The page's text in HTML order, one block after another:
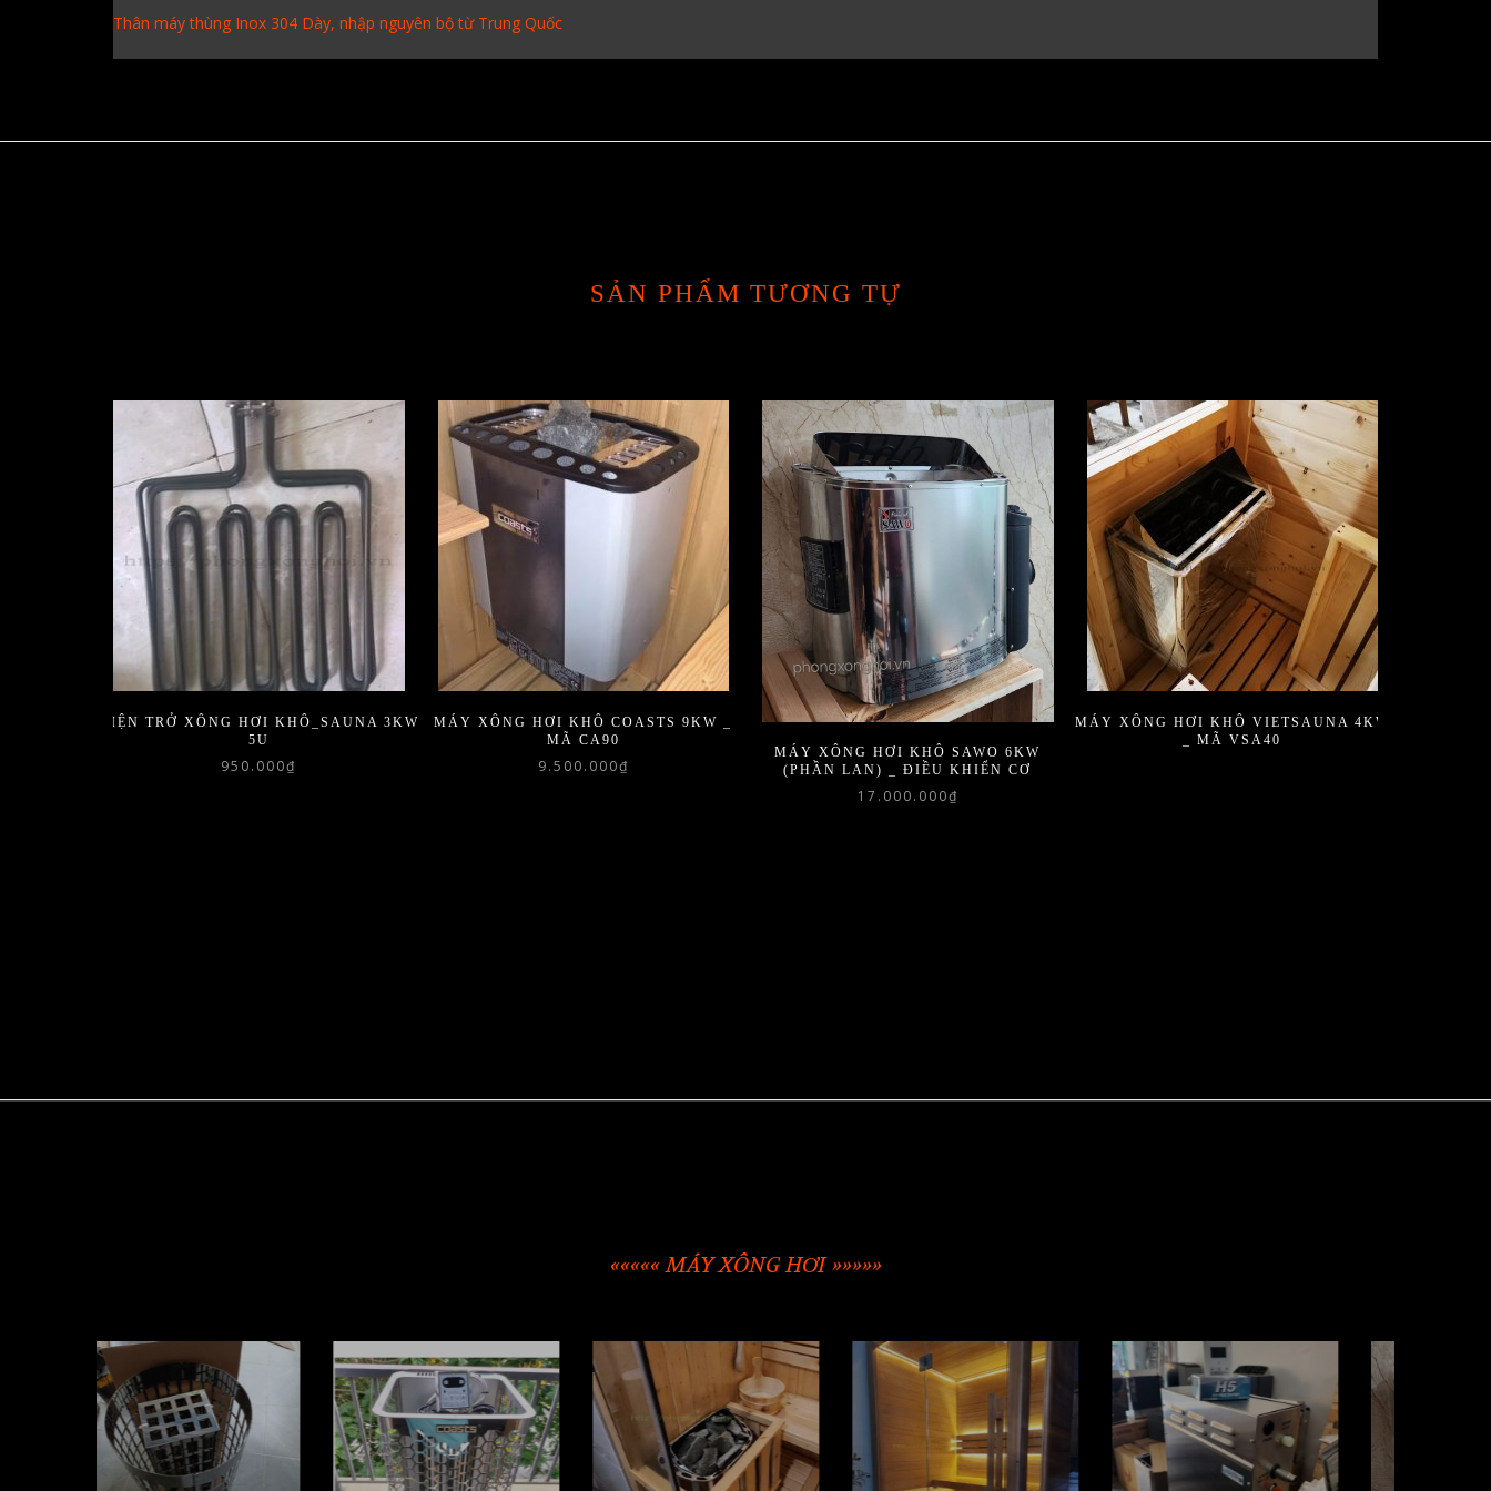
Thân máy thùng Inox 304 Dày, nhập nguyên bộ từ Trung Quốc
SẢN PHẨM TƯƠNG TỰ
ĐIỆN TRỞ XÔNG HƠI KHÔ_SAUNA 3KW
5U
950.000₫
MÁY XÔNG HƠI KHÔ COASTS 9KW _
MÃ CA90
9.500.000₫
MÁY XÔNG HƠI KHÔ SAWO 6KW
(PHẦN LAN) _ ĐIỀU KHIỂN CƠ
17.000.000₫
MÁY XÔNG HƠI KHÔ VIETSAUNA 4KW
_ MÃ VSA40
««««« MÁY XÔNG HƠI »»»»»